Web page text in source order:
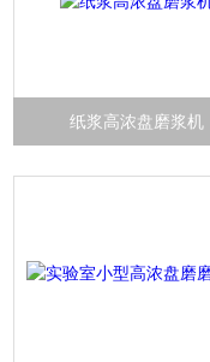
纸浆高浓盘磨浆机